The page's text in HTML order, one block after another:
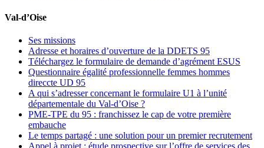
Val-d’Oise
Ses missions
Adresse et horaires d’ouverture de la DDETS 95
Téléchargez le formulaire de demande d’agrément ESUS
Questionnaire égalité professionnelle femmes hommes
direccte UD 95
A qui s’adresser concernant le formulaire U1 à l’unité
départementale du Val-d’Oise ?
PME-TPE du 95 : franchissez le cap de votre première
embauche
Le temps partagé : une solution pour un premier recrutement
Appel à projet : étude prospective sur l’offre de services des